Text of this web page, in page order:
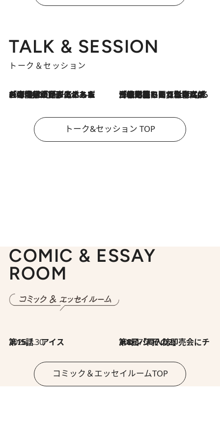
TALK & SESSION
トーク＆セッション
2026.8.3
「今後値上げがあるとすれば…」「リスクがあるのは今年の冬」エネルギー専門家が語る、ホルムズ海峡封鎖が家庭にもたらす“ある心配” 2026.8.3
「住宅建てられない…」「サーチャージ料の高値が続いている」ホルムズ海峡封鎖による影響はいつまで続く？《エネルギー専門家に聞く“どうなる日本の暮らし”》
トーク&セッション TOP
COMIC & ESSAY
ROOM
2026.7.30
第15話 アイス 2026.7.30
第8回「同人誌即売会にチャレンジ その2」
コミック＆エッセイルームTOP